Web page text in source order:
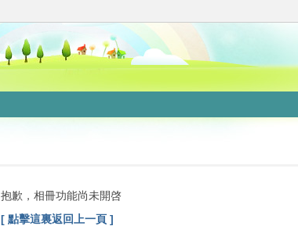
抱歉，相冊功能尚未開啓
[ 點擊這裏返回上一頁 ]